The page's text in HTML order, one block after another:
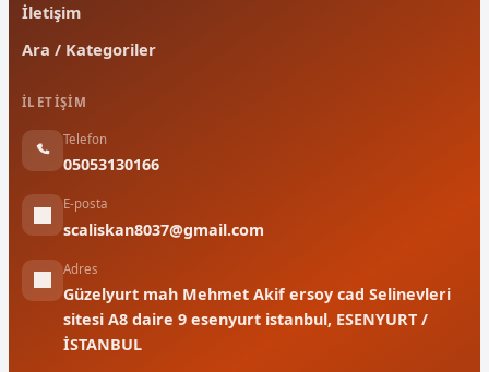
İletişim
Ara / Kategoriler
İLETIŞIM
Telefon
05053130166
E-posta
scaliskan8037@gmail.com
Adres
Güzelyurt mah Mehmet Akif ersoy cad Selinevleri
sitesi A8 daire 9 esenyurt istanbul, ESENYURT /
İSTANBUL